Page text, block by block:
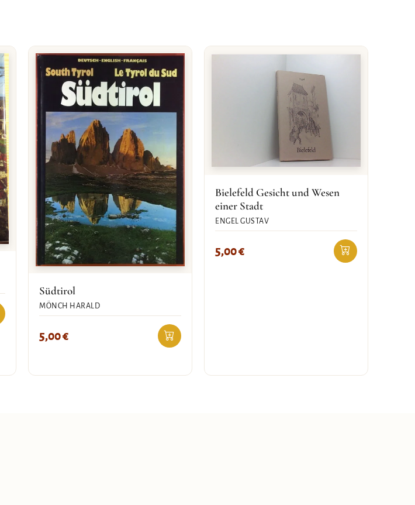
Südtirol
MÖNCH HARALD
5,00€
Bielefeld Gesicht und Wesen
einer Stadt
ENGEL GUSTAV
5,00€